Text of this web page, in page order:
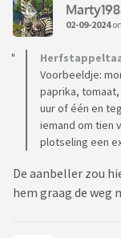
02-09-2024
Voorbeeldje:
paprika, tomaat,
uur of één en
iemand om tien
plotseling een
De aanbeller zou
hem graag de weg